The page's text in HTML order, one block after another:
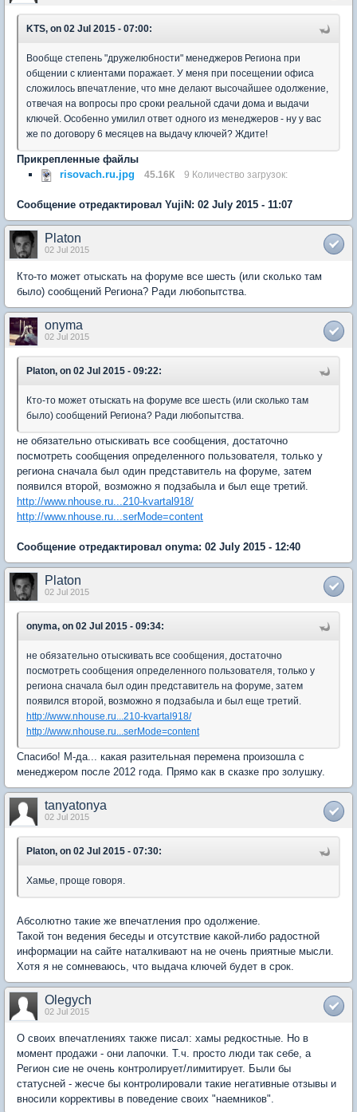
KTS, on 02 Jul 2015 - 07:00:
Вообще степень "дружелюбности" менеджеров Региона при
общении с клиентами поражает. У меня при посещении офиса
сложилось впечатление, что мне делают высочайшее одолжение,
отвечая на вопросы про сроки реальной сдачи дома и выдачи
ключей. Особенно умилил ответ одного из менеджеров - ну у вас
же по договору 6 месяцев на выдачу ключей? Ждите!
Прикрепленные файлы
risovach.ru.jpg
45.16К 9 Количество загрузок:
Сообщение отредактировал YujiN: 02 July 2015 - 11:07
Platon
02 Jul 2015
Кто-то может отыскать на форуме все шесть (или сколько там
было) сообщений Региона? Ради любопытства.
onyma
02 Jul 2015
Platon, on 02 Jul 2015 - 09:22:
Кто-то может отыскать на форуме все шесть (или сколько там
было) сообщений Региона? Ради любопытства.
не обязательно отыскивать все сообщения, достаточно
посмотреть сообщения определенного пользователя, только у
региона сначала был один представитель на форуме, затем
появился второй, возможно я подзабыла и был еще третий.
http://www.nhouse.ru...210-kvartal918/
http://www.nhouse.ru...serMode=content
Сообщение отредактировал onyma: 02 July 2015 - 12:40
Platon
02 Jul 2015
onyma, on 02 Jul 2015 - 09:34:
не обязательно отыскивать все сообщения, достаточно
посмотреть сообщения определенного пользователя, только у
региона сначала был один представитель на форуме, затем
появился второй, возможно я подзабыла и был еще третий.
http://www.nhouse.ru...210-kvartal918/
http://www.nhouse.ru...serMode=content
Спасибо! М-да... какая разительная перемена произошла с
менеджером после 2012 года. Прямо как в сказке про золушку.
tanyatonya
02 Jul 2015
Platon, on 02 Jul 2015 - 07:30:
Хамье, проще говоря.
Абсолютно такие же впечатления про одолжение.
Такой тон ведения беседы и отсутствие какой-либо радостной
информации на сайте наталкивают на не очень приятные мысли.
Хотя я не сомневаюсь, что выдача ключей будет в срок.
Olegych
02 Jul 2015
О своих впечатлениях также писал: хамы редкостные. Но в
момент продажи - они лапочки. Т.ч. просто люди так себе, а
Регион сие не очень контролирует/лимитирует. Были бы
статусней - жесче бы контролировали такие негативные отзывы и
вносили коррективы в поведение своих "наемников".